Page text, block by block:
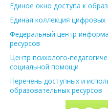
Единое окно доступа к
Единая коллекция
Федеральный центр
ресурсов
Центр психолого-
социальной помощи
Перечень доступных и
образовательных ресурсов